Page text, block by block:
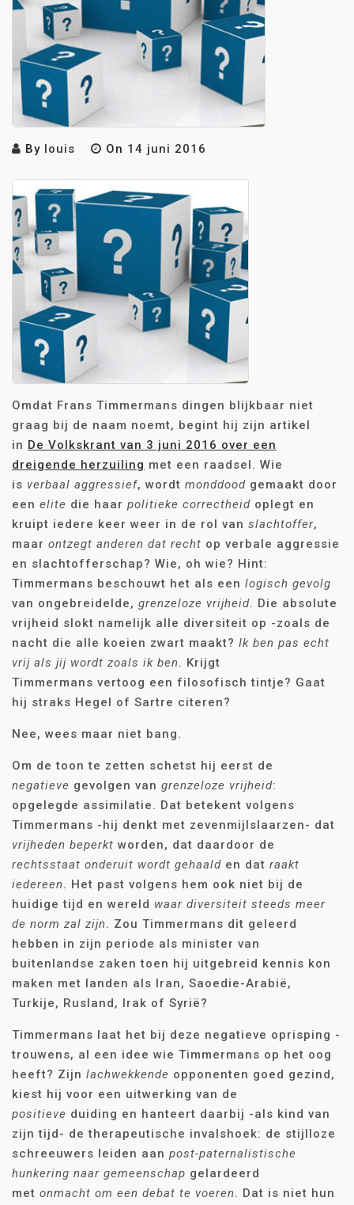
By louis On 14 juni 2016
Omdat Frans Timmermans dingen blijkbaar niet
graag bij de naam noemt, begint hij zijn artikel
in De Volkskrant van 3 juni 2016 over een
dreigende herzuiling met een raadsel. Wie
is verbaal aggressief, wordt monddood gemaakt door
een elite die haar politieke correctheid oplegt en
kruipt iedere keer weer in de rol van slachtoffer,
maar ontzegt anderen dat recht op verbale aggressie
en slachtofferschap? Wie, oh wie? Hint:
Timmermans beschouwt het als een logisch gevolg
van ongebreidelde, grenzeloze vrijheid. Die absolute
vrijheid slokt namelijk alle diversiteit op -zoals de
nacht die alle koeien zwart maakt? Ik ben pas echt
vrij als jij wordt zoals ik ben. Krijgt
Timmermans vertoog een filosofisch tintje? Gaat
hij straks Hegel of Sartre citeren?
Nee, wees maar niet bang.
Om de toon te zetten schetst hij eerst de
negatieve gevolgen van grenzeloze vrijheid:
opgelegde assimilatie. Dat betekent volgens
Timmermans -hij denkt met zevenmijlslaarzen- dat
vrijheden beperkt worden, dat daardoor de
rechtsstaat onderuit wordt gehaald en dat raakt
iedereen. Het past volgens hem ook niet bij de
huidige tijd en wereld waar diversiteit steeds meer
de norm zal zijn. Zou Timmermans dit geleerd
hebben in zijn periode als minister van
buitenlandse zaken toen hij uitgebreid kennis kon
maken met landen als Iran, Saoedie-Arabië,
Turkije, Rusland, Irak of Syrië?
Timmermans laat het bij deze negatieve oprisping -
trouwens, al een idee wie Timmermans op het oog
heeft? Zijn lachwekkende opponenten goed gezind,
kiest hij voor een uitwerking van de
positieve duiding en hanteert daarbij -als kind van
zijn tijd- de therapeutische invalshoek: de stijlloze
schreeuwers leiden aan post-paternalistische
hunkering naar gemeenschap gelardeerd
met onmacht om een debat te voeren. Dat is niet hun